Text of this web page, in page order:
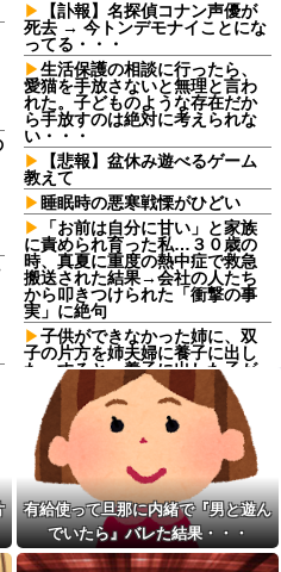
【訃報】名探偵コナン声優が
死去 → 今トンデモナイことにな
ってる・・・
生活保護の相談に行ったら、
愛猫を手放さないと無理と言わ
れた。子どものような存在だか
ら手放すのは絶対に考えられな
い・・・
【悲報】盆休み遊べるゲーム
教えて
睡眠時の悪寒戦慄がひどい
「お前は自分に甘い」と家族
に責められ育った私…３０歳の
時、真夏に重度の熱中症で救急
搬送された結果→会社の人たち
から叩きつけられた「衝撃の事
実」に絶句
子供ができなかった姉に、双
子の片方を姉夫婦に養子に出し
た。すると、養子に出した子が
すごく礼儀正しくてビックリ
「お前は自分に甘い」と家族
に責められ育った私…３０歳の
時、真夏に重度の熱中症で救急
搬送された結果→会社の人たち
から叩きつけられた「衝撃の事
実」に絶句
【悔しい】トメ「嫁子のお父
さんそんなに頑張ってるのにボ
ーナスが減ったり大変ねぇ」私
有給使って旦那に内緒で『男と遊ん
でいたら』バレた結果・・・